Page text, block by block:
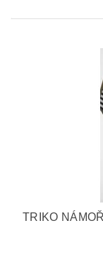
TRIKO